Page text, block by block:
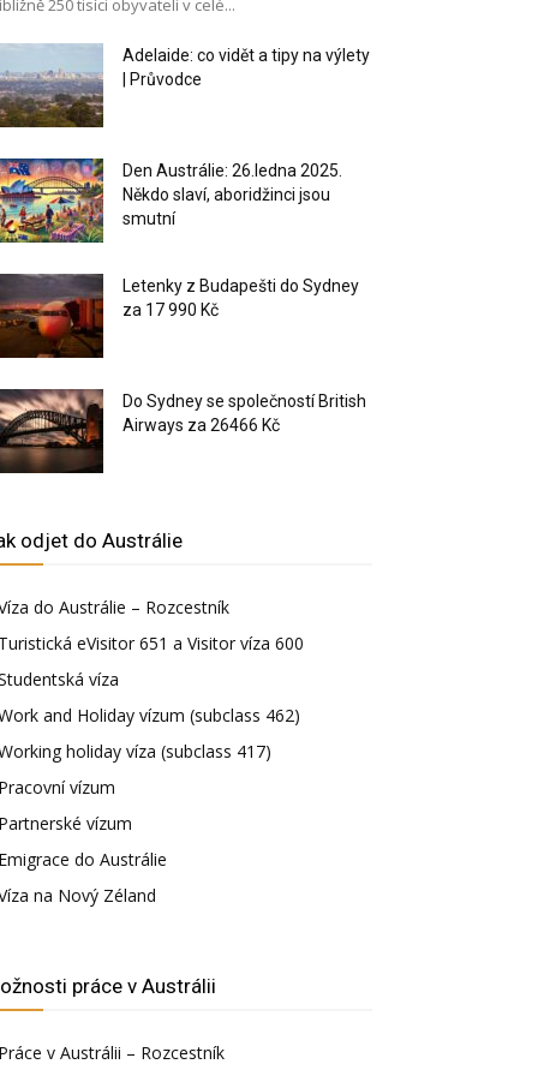
250 tisíci obyvateli v celé...
Adelaide: co vidět a tipy na výlety
| Průvodce
Den Austrálie: 26.ledna 2025.
Někdo slaví, aboridžinci jsou
smutní
Letenky z Budapešti do Sydney
za 17 990 Kč
Do Sydney se společností British
Airways za 26466 Kč
odjet do Austrálie
do Austrálie – Rozcestník
eVisitor 651 a Visitor víza 600
víza
and Holiday vízum (subclass 462)
holiday víza (subclass 417)
vízum
vízum
do Austrálie
na Nový Zéland
práce v Austrálii
v Austrálii – Rozcestník